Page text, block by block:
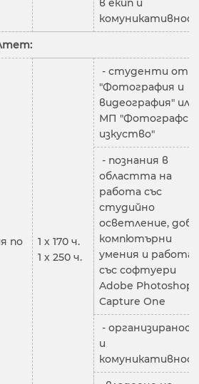
в екип и
по
1 х 170 ч.
1 х 250 ч.
- студенти от
"Фотография и
видеография" или
МП
изкуство"
- познания в
областта на
работа със
студийно
осветление,
компютърни
умения и работа
със софтуери
Adobe Photoshop,
Capture One
-
и